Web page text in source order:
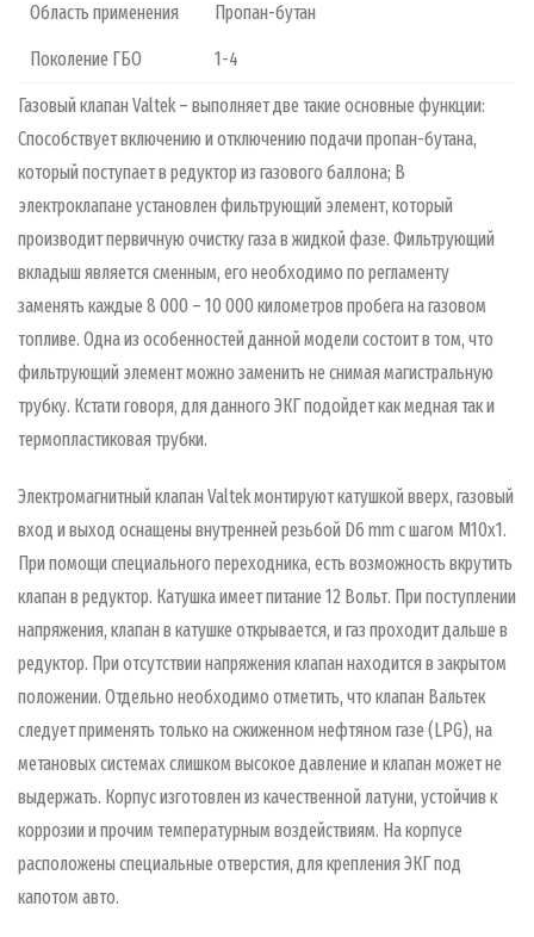
Область применения Пропан-бутан
Поколение ГБО 1-4
Газовый клапан Valtek – выполняет две такие основные функции:
Способствует включению и отключению подачи пропан-бутана,
который поступает в редуктор из газового баллона; В
электроклапане установлен фильтрующий элемент, который
производит первичную очистку газа в жидкой фазе. Фильтрующий
вкладыш является сменным, его необходимо по регламенту
заменять каждые 8 000 – 10 000 километров пробега на газовом
топливе. Одна из особенностей данной модели состоит в том, что
фильтрующий элемент можно заменить не снимая магистральную
трубку. Кстати говоря, для данного ЭКГ подойдет как медная так и
термопластиковая трубки.
Электромагнитный клапан Valtek монтируют катушкой вверх, газовый
вход и выход оснащены внутренней резьбой D6 mm с шагом М10х1.
При помощи специального переходника, есть возможность вкрутить
клапан в редуктор. Катушка имеет питание 12 Вольт. При поступлении
напряжения, клапан в катушке открывается, и газ проходит дальше в
редуктор. При отсутствии напряжения клапан находится в закрытом
положении. Отдельно необходимо отметить, что клапан Вальтек
следует применять только на сжиженном нефтяном газе (LPG), на
метановых системах слишком высокое давление и клапан может не
выдержать. Корпус изготовлен из качественной латуни, устойчив к
коррозии и прочим температурным воздействиям. На корпусе
расположены специальные отверстия, для крепления ЭКГ под
капотом авто.